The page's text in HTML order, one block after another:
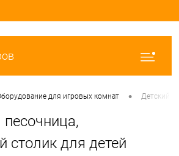
для игровых комнат • Детский
песочница,
столик для детей